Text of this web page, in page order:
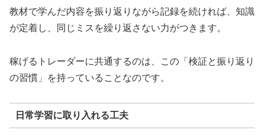
教材で学んだ内容を振り返りながら記録を続ければ、知識
が定着し、同じミスを繰り返さない力がつきます。
稼げるトレーダーに共通するのは、この「検証と振り返り
の習慣」を持っていることなのです。
日常学習に取り入れる工夫